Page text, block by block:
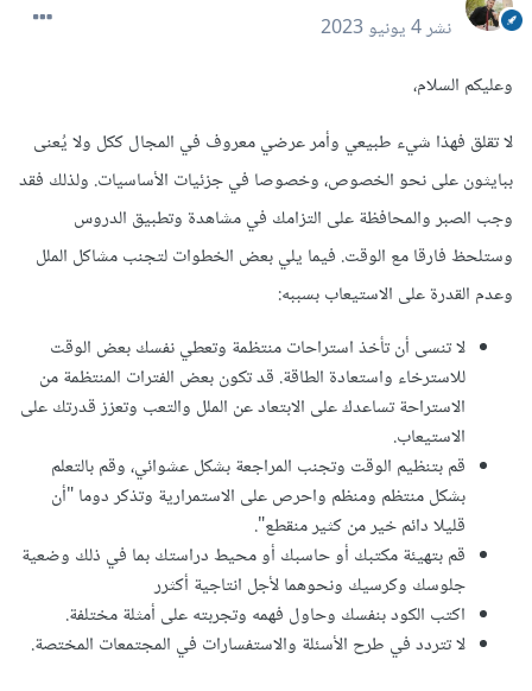
نشر4 يونيو 2023
وعليكم السلام،
لا تقلق فهذا شيء طبيعي وأمر عرضي معروف في المجال ككل ولا يُعنى
ببايثون على نحو الخصوص، وخصوصا في جزئيات الأساسيات. ولذلك فقد
وجب الصبر والمحافظة على التزامك في مشاهدة وتطبيق الدروس
وستلحظ فارقا مع الوقت. فيما يلي بعض الخطوات لتجنب مشاكل الملل
وعدم القدرة على الاستيعاب بسببه:
لا تنسى أن تأخذ استراحات منتظمة وتعطي نفسك بعض الوقت
للاسترخاء واستعادة الطاقة. قد تكون بعض الفترات المنتظمة من
الاستراحة تساعدك على الابتعاد عن الملل والتعب وتعزز قدرتك على
الاستيعاب.
قم بتنظيم الوقت وتجنب المراجعة بشكل عشوائي، وقم بالتعلم
بشكل منتظم ومنظم واحرص على الاستمرارية وتذكر دوما "أن
قليلا دائم خير من كثير منقطع".
قم بتهيئة مكتبك أو حاسبك أو محيط دراستك بما في ذلك وضعية
جلوسك وكرسيك ونحوهما لأجل انتاجية أكثرر
اكتب الكود بنفسك وحاول فهمه وتجربته على أمثلة مختلفة.
لا تتردد في طرح الأسئلة والاستفسارات في المجتمعات المختصة.